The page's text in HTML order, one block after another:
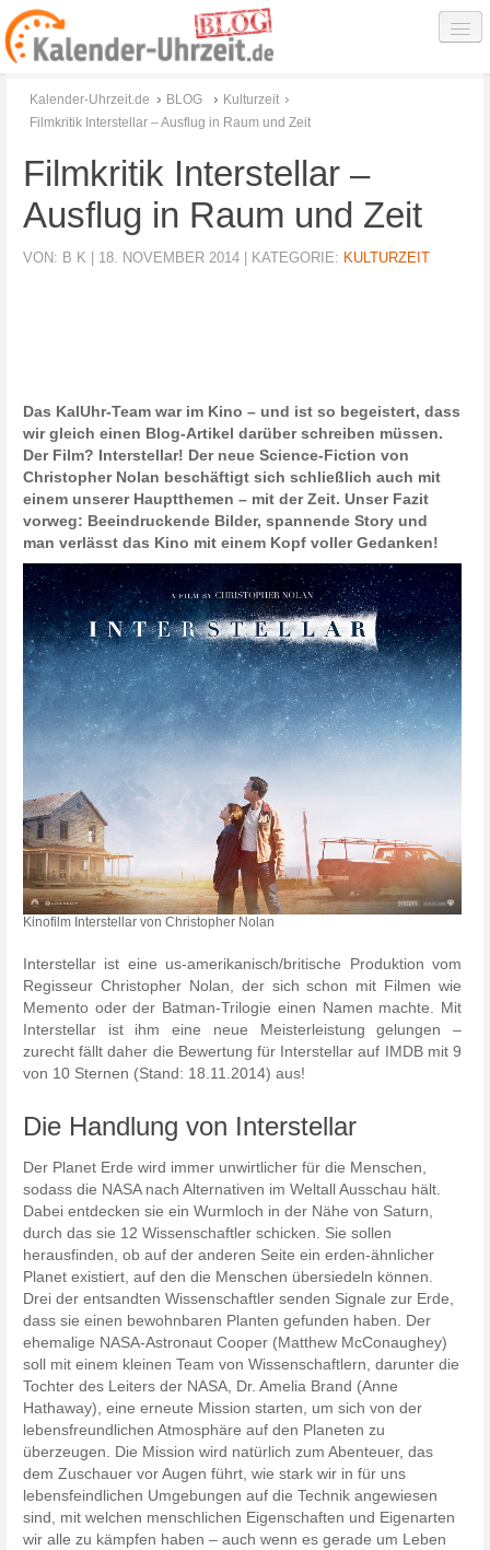
Kulturzeit
Lebenszeit
Sternzeit
Zeitmesser
Kalender-Uhrzeit.de › BLOG › Kulturzeit ›
Filmkritik Interstellar – Ausflug in Raum und Zeit
Filmkritik Interstellar –
Ausflug in Raum und Zeit
VON: B K 18. NOVEMBER 2014 | KATEGORIE: KULTURZEIT
Das KalUhr-Team war im Kino – und ist so begeistert, dass
wir gleich einen Blog-Artikel darüber schreiben müssen.
Der Film? Interstellar! Der neue Science-Fiction von
Christopher Nolan beschäftigt sich schließlich auch mit
einem unserer Hauptthemen – mit der Zeit. Unser Fazit
vorweg: Beeindruckende Bilder, spannende Story und
man verlässt das Kino mit einem Kopf voller Gedanken!
Kinofilm Interstellar von Christopher Nolan
Interstellar ist eine us-amerikanisch/britische Produktion vom
Regisseur Christopher Nolan, der sich schon mit Filmen wie
Memento oder der Batman-Trilogie einen Namen machte. Mit
Interstellar ist ihm eine neue Meisterleistung gelungen –
zurecht fällt daher die Bewertung für Interstellar auf IMDB mit 9
von 10 Sternen (Stand: 18.11.2014) aus!
Die Handlung von Interstellar
Der Planet Erde wird immer unwirtlicher für die Menschen,
sodass die NASA nach Alternativen im Weltall Ausschau hält.
Dabei entdecken sie ein Wurmloch in der Nähe von Saturn,
durch das sie 12 Wissenschaftler schicken. Sie sollen
herausfinden, ob auf der anderen Seite ein erden-ähnlicher
Planet existiert, auf den die Menschen übersiedeln können.
Drei der entsandten Wissenschaftler senden Signale zur Erde,
dass sie einen bewohnbaren Planten gefunden haben. Der
ehemalige NASA-Astronaut Cooper (Matthew McConaughey)
soll mit einem kleinen Team von Wissenschaftlern, darunter die
Tochter des Leiters der NASA, Dr. Amelia Brand (Anne
Hathaway), eine erneute Mission starten, um sich von der
lebensfreundlichen Atmosphäre auf den Planeten zu
überzeugen. Die Mission wird natürlich zum Abenteuer, das
dem Zuschauer vor Augen führt, wie stark wir in für uns
lebensfeindlichen Umgebungen auf die Technik angewiesen
sind, mit welchen menschlichen Eigenschaften und Eigenarten
wir alle zu kämpfen haben – auch wenn es gerade um Leben